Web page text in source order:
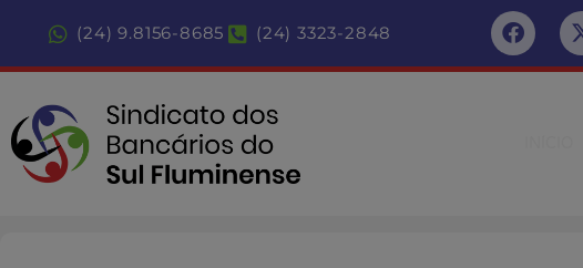
(24) 9.8156-8685 (24) 3323-2848